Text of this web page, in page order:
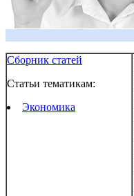
Сборник статей
Статьи тематикам:
Экономика